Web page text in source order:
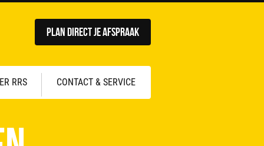
Plan direct je afspraak
RRS CONTACT & SERVICE